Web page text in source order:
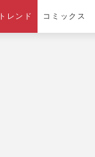
トレンド コミックス